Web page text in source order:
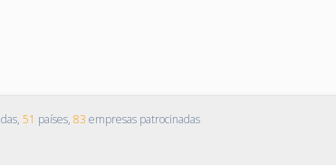
51 países, 83 empresas patrocinadas